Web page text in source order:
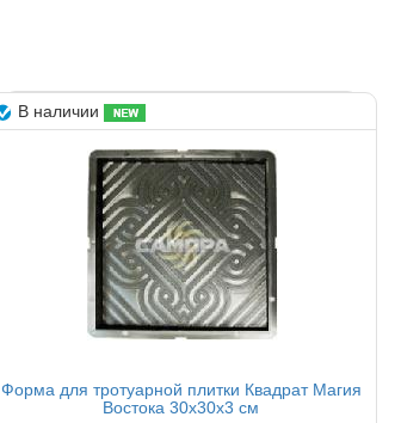
В наличии
Форма для тротуарной плитки Квадрат Магия
Востока 30х30х3 см